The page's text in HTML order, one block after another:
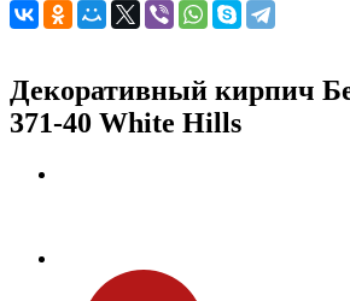
Декоративный кирпич
371-40 White Hills